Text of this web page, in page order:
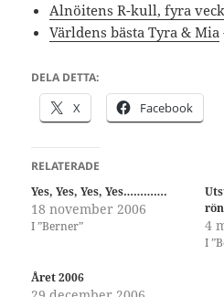
Alnöitens R-kull, fyra
Världens bästa Tyra & Mia
DELA DETTA:
X Facebook
RELATERADE
Yes, Yes, Yes, Yes………….
18 november 2006
I ”Berner” 4
I
Året 2006